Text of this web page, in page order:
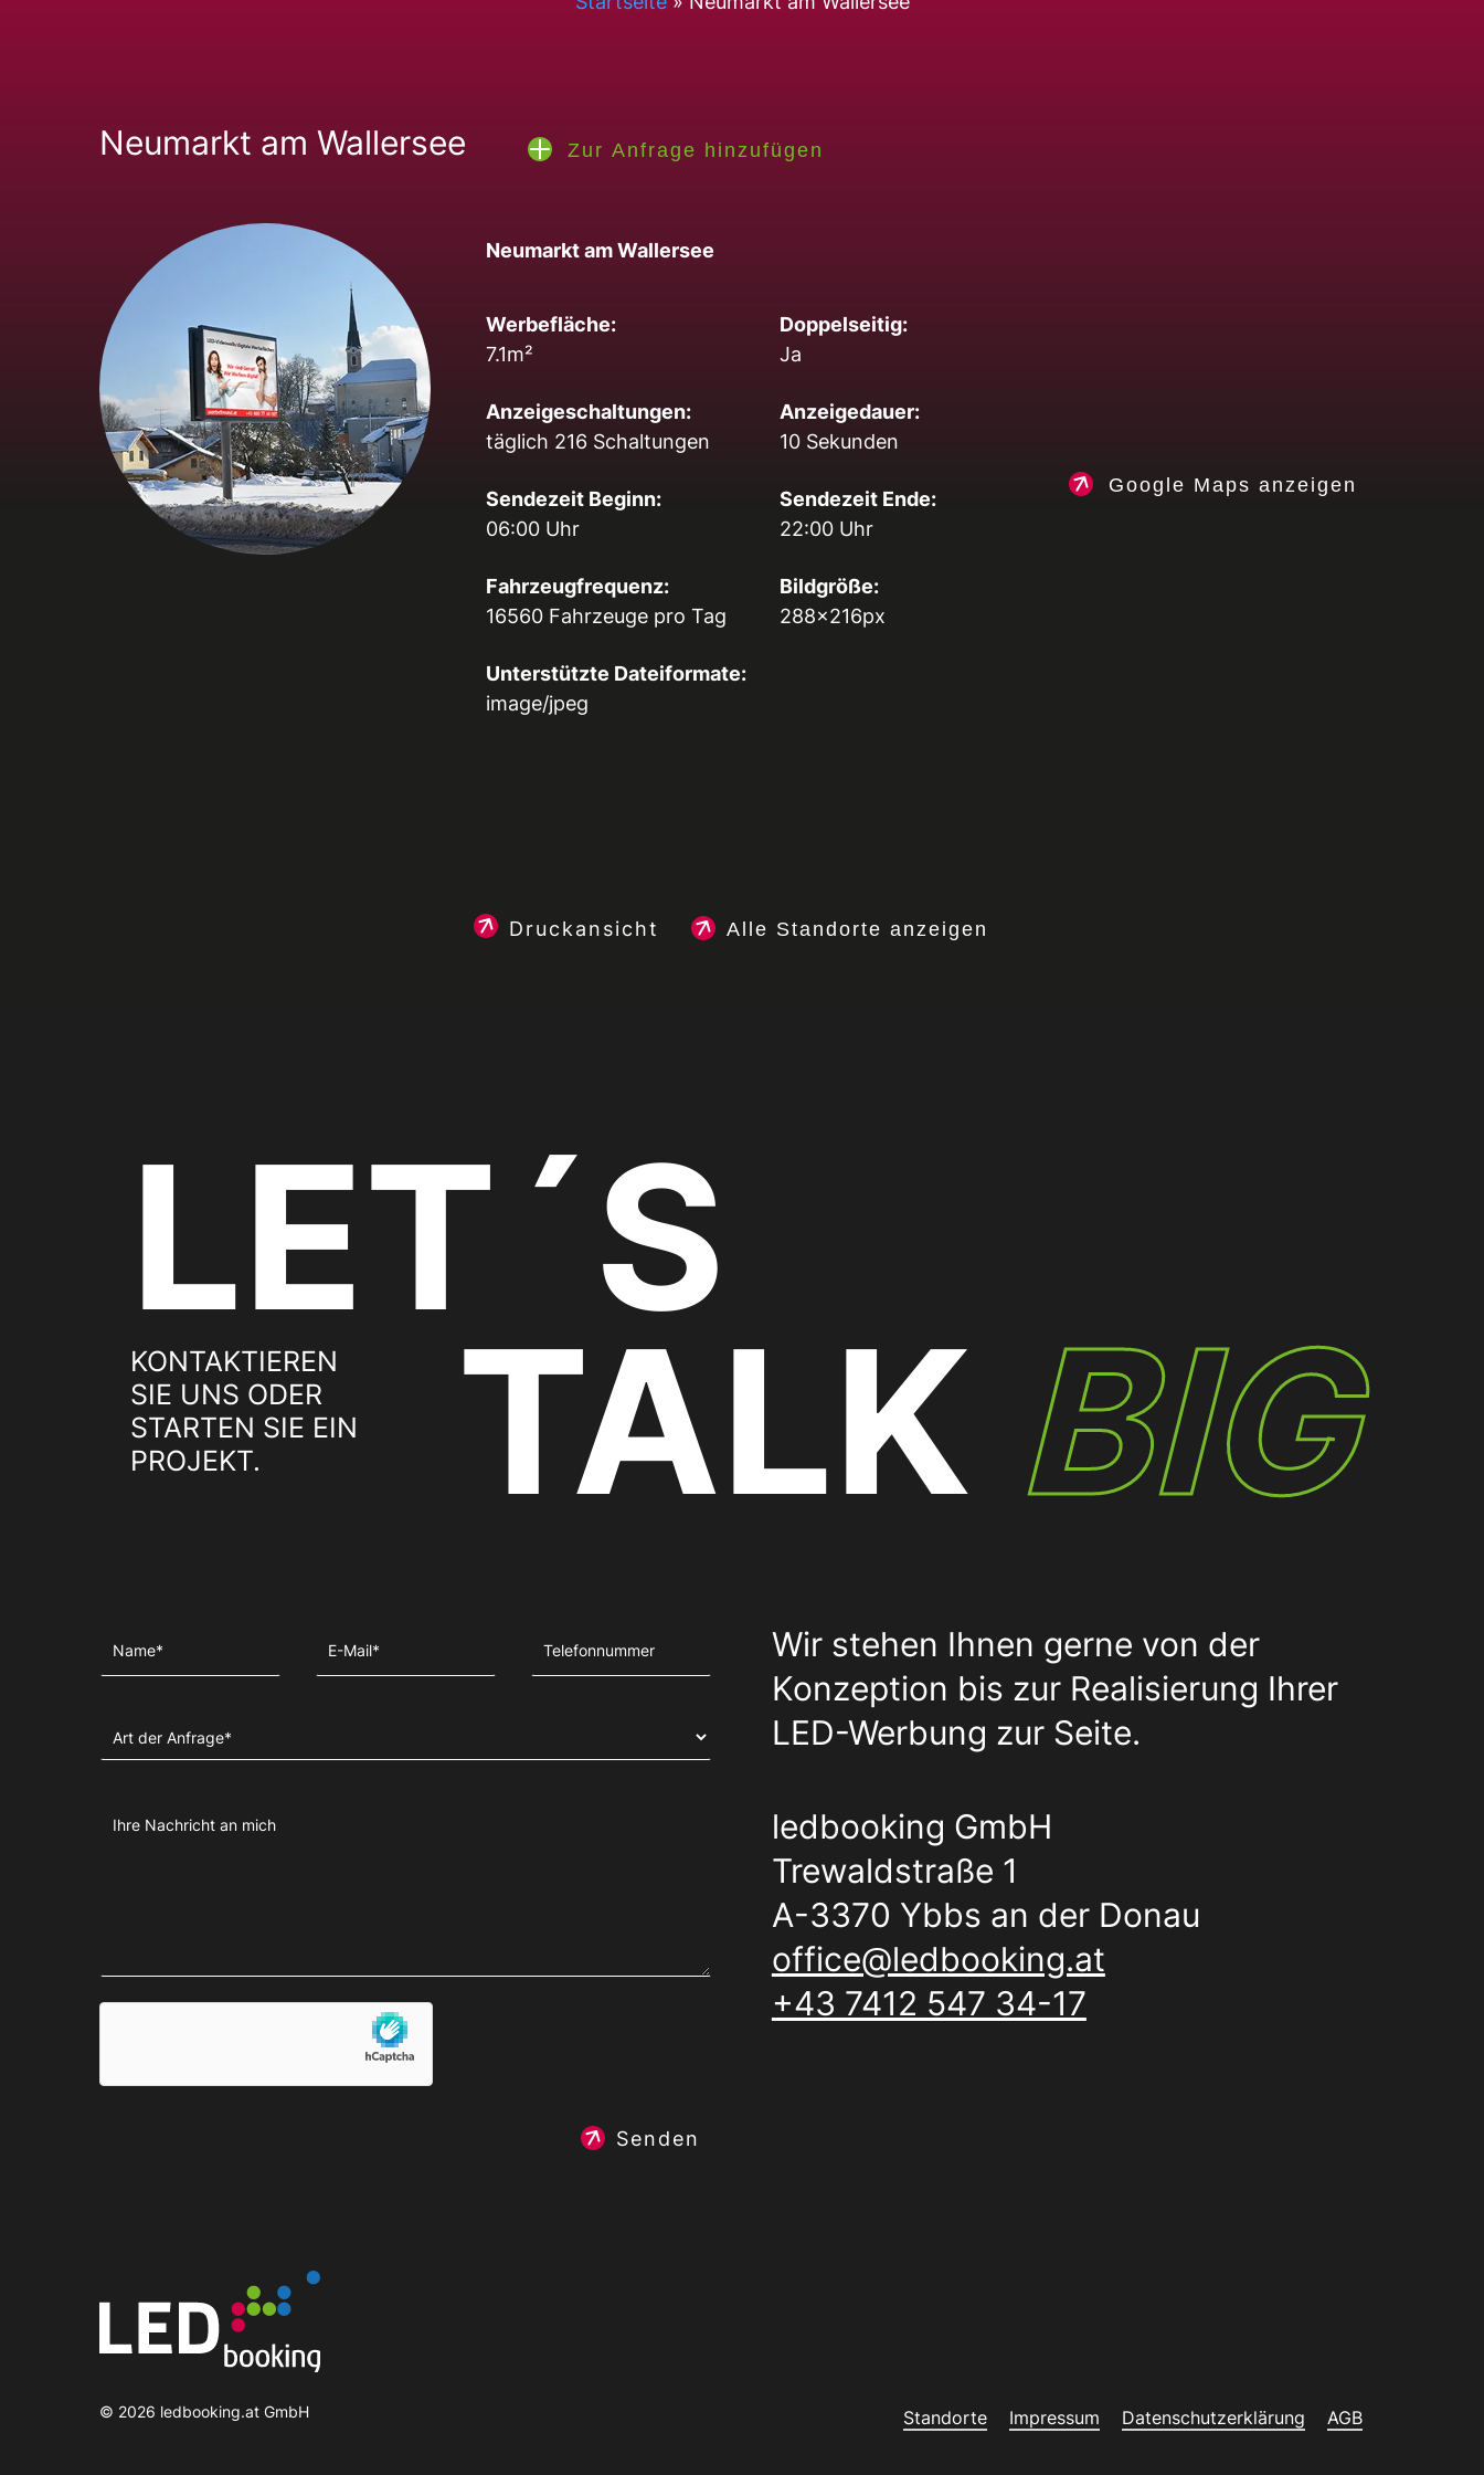
Neumarkt am Wallersee Zur Anfrage hinzufügen
Neumarkt am Wallersee
Werbefläche:
7.1m²
Doppelseitig:
Ja
Anzeigeschaltungen:
täglich 216 Schaltungen
Anzeigedauer:
10 Sekunden
Sendezeit Beginn:
06:00 Uhr
Sendezeit Ende:
22:00 Uhr
Fahrzeugfrequenz:
16560 Fahrzeuge pro Tag
Bildgröße:
288x216px
Unterstützte Dateiformate:
image/jpeg
Google Maps anzeigen
Druckansicht Alle Standorte anzeigen
LET´S
KONTAKTIEREN
SIE UNS ODER
STARTEN SIE EIN
PROJEKT.
TALK BIG
Senden
Wir stehen Ihnen gerne von der
Konzeption bis zur Realisierung Ihrer
LED-Werbung zur Seite.
ledbooking GmbH
Trewaldstraße 1
A-3370 Ybbs an der Donau
office@ledbooking.at
+43 7412 547 34-17
© 2026 ledbooking.at GmbH Standorte Impressum Datenschutzerklärung AGB